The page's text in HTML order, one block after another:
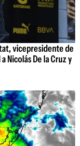
vicepresidente de
Nicolás De la Cruz y